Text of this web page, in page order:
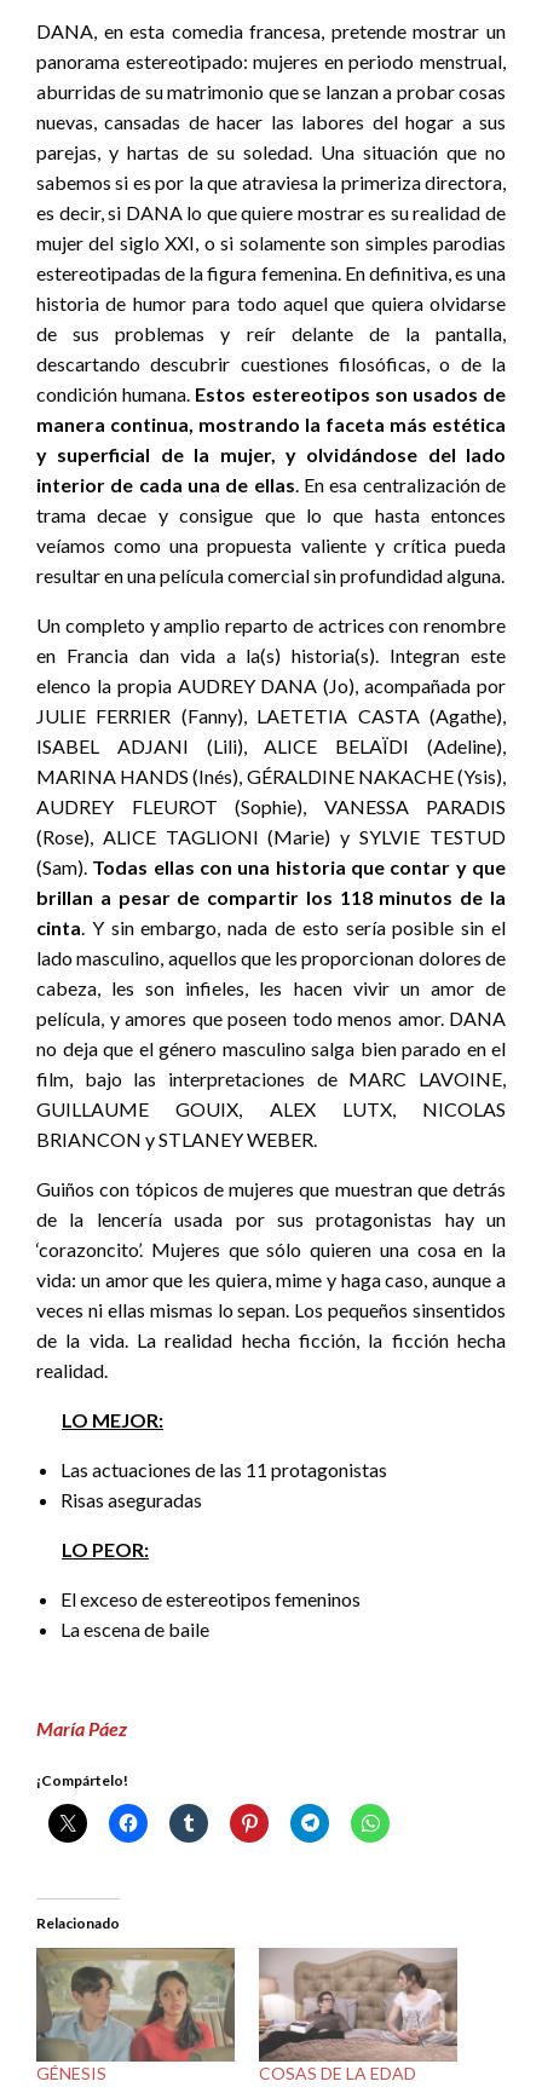
DANA, en esta comedia francesa, pretende mostrar un
panorama estereotipado: mujeres en periodo menstrual,
aburridas de su matrimonio que se lanzan a probar cosas
nuevas, cansadas de hacer las labores del hogar a sus
parejas, y hartas de su soledad. Una situación que no
sabemos si es por la que atraviesa la primeriza directora,
es decir, si DANA lo que quiere mostrar es su realidad de
mujer del siglo XXI, o si solamente son simples parodias
estereotipadas de la figura femenina. En definitiva, es una
historia de humor para todo aquel que quiera olvidarse
de sus problemas y reír delante de la pantalla,
descartando descubrir cuestiones filosóficas, o de la
condición humana. Estos estereotipos son usados de
manera continua, mostrando la faceta más estética
y superficial de la mujer, y olvidándose del lado
interior de cada una de ellas. En esa centralización de
trama decae y consigue que lo que hasta entonces
veíamos como una propuesta valiente y crítica pueda
resultar en una película comercial sin profundidad alguna.
Un completo y amplio reparto de actrices con renombre
en Francia dan vida a la(s) historia(s). Integran este
elenco la propia AUDREY DANA (Jo), acompañada por
JULIE FERRIER (Fanny), LAETETIA CASTA (Agathe),
ISABEL ADJANI (Lili), ALICE BELAÏDI (Adeline),
MARINA HANDS (Inés), GÉRALDINE NAKACHE (Ysis),
AUDREY FLEUROT (Sophie), VANESSA PARADIS
(Rose), ALICE TAGLIONI (Marie) y SYLVIE TESTUD
(Sam). Todas ellas con una historia que contar y que
brillan a pesar de compartir los 118 minutos de la
cinta. Y sin embargo, nada de esto sería posible sin el
lado masculino, aquellos que les proporcionan dolores de
cabeza, les son infieles, les hacen vivir un amor de
película, y amores que poseen todo menos amor. DANA
no deja que el género masculino salga bien parado en el
film, bajo las interpretaciones de MARC LAVOINE,
GUILLAUME GOUIX, ALEX LUTX, NICOLAS
BRIANCON y STLANEY WEBER.
Guiños con tópicos de mujeres que muestran que detrás
de la lencería usada por sus protagonistas hay un
‘corazoncito’. Mujeres que sólo quieren una cosa en la
vida: un amor que les quiera, mime y haga caso, aunque a
veces ni ellas mismas lo sepan. Los pequeños sinsentidos
de la vida. La realidad hecha ficción, la ficción hecha
realidad.
LO MEJOR:
Las actuaciones de las 11 protagonistas
Risas aseguradas
LO PEOR:
El exceso de estereotipos femeninos
La escena de baile
María Páez
¡Compártelo!
Relacionado
GÉNESIS
COSAS DE LA EDAD